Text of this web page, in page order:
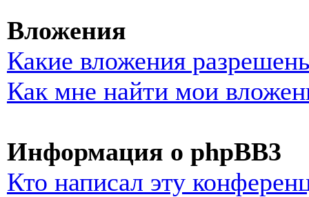
Вложения
Какие вложения
Как мне найти мои
Информация о phpBB3
Кто написал эту